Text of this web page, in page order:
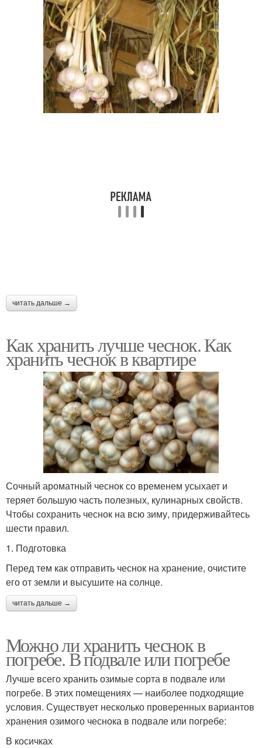
читать дальше →
Как хранить лучше чеснок. Как
хранить чеснок в квартире
Сочный ароматный чеснок со временем усыхает и
теряет большую часть полезных, кулинарных свойств.
Чтобы сохранить чеснок на всю зиму, придерживайтесь
шести правил.
1. Подготовка
Перед тем как отправить чеснок на хранение, очистите
его от земли и высушите на солнце.
читать дальше →
Можно ли хранить чеснок в
погребе. В подвале или погребе
Лучше всего хранить озимые сорта в подвале или
погребе. В этих помещениях — наиболее подходящие
условия. Существует несколько проверенных вариантов
хранения озимого чеснока в подвале или погребе:
В косичках